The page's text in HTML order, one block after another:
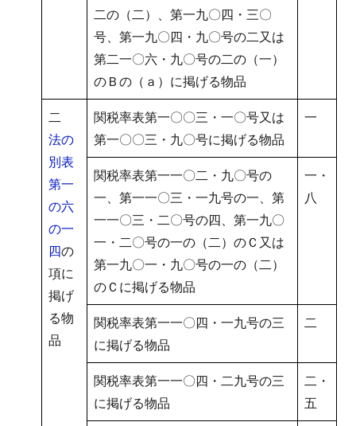
二の（二）、第一九〇四・三〇
号、第一九〇四・九〇号の二又は
第二一〇六・九〇号の二の（一）
のＢの（ａ）に掲げる物品
二
法の
別表
第一
の六
の一
四の
項に
掲げ
る物
品
関税率表第一〇〇三・一〇号又は
第一〇〇三・九〇号に掲げる物品
一
関税率表第一一〇二・九〇号の
一、第一一〇三・一九号の一、第
一一〇三・二〇号の四、第一九〇
一・二〇号の一の（二）のＣ又は
第一九〇一・九〇号の一の（二）
のＣに掲げる物品
一・
八
関税率表第一一〇四・一九号の三
に掲げる物品
二
関税率表第一一〇四・二九号の三
に掲げる物品
二・
五